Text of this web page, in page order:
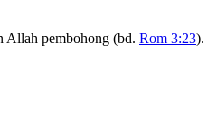
Allah pembohong (bd. Rom 3:23).